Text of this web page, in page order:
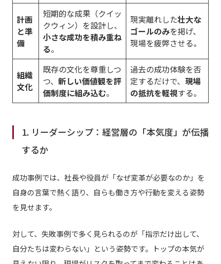
計画
と準
備
短期的な成果（クイッ
クウィン）を設計し、
小さな成功を積み重ね
る。
現実離れした壮大な
ゴールのみを掲げ、
現場を疲弊させる。
組織
文化
既存の文化を尊重しつ
つ、 新しい価値観を評
価制度に組み込む。
過去の成功体験を否
定するだけで、 現場
の抵抗を軽視する。
1. リーダーシップ：経営層の「本気度」が伝播
するか
成功事例では、社長や役員が「なぜ変革が必要なのか」を
自身の言葉で熱く語り、自らも働き方や行動を変える姿勢
を見せます。
対して、失敗事例で多く見られるのが「指示だけ出して、
自分たちは変わらない」という姿勢です。トップの本気が